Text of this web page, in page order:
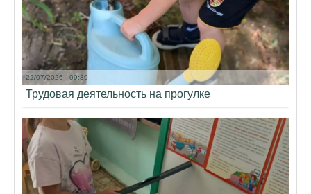
22/07/2026 - 09:39
Трудовая деятельность на прогулке